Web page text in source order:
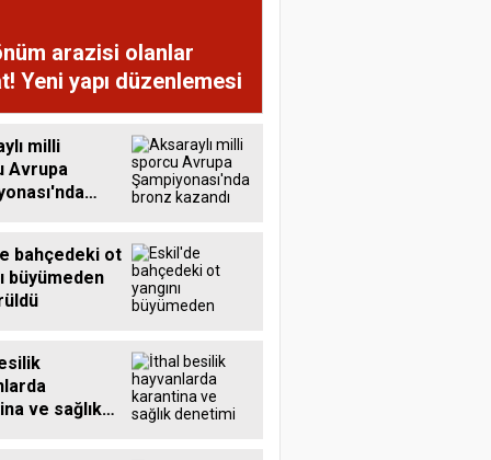
arazisi olanlar
Yeni yapı düzenlemesi
milli
Avrupa
bahçedeki ot
büyümeden
ve sağlık